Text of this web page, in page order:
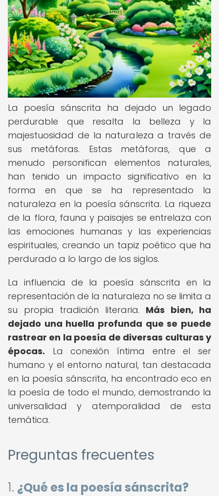
La poesía sánscrita ha dejado un legado
perdurable que resalta la belleza y la
majestuosidad de la naturaleza a través de
sus metáforas. Estas metáforas, que a
menudo personifican elementos naturales,
han tenido un impacto significativo en la
forma en que se ha representado la
naturaleza en la poesía sánscrita. La riqueza
de la flora, fauna y paisajes se entrelaza con
las emociones humanas y las experiencias
espirituales, creando un tapiz poético que ha
perdurado a lo largo de los siglos.
La influencia de la poesía sánscrita en la
representación de la naturaleza no se limita a
su propia tradición literaria. Más bien, ha
dejado una huella profunda que se puede
rastrear en la poesía de diversas culturas y
épocas. La conexión íntima entre el ser
humano y el entorno natural, tan destacada
en la poesía sánscrita, ha encontrado eco en
la poesía de todo el mundo, demostrando la
universalidad y atemporalidad de esta
temática.
Preguntas frecuentes
1. ¿Qué es la poesía sánscrita?